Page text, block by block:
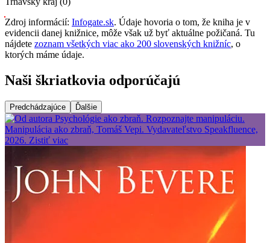
Zdroj informácií: Infogate.sk. Údaje hovoria o tom, že kniha je v
evidencii danej knižnice, môže však už byť aktuálne požičaná. Tu
nájdete zoznam všetkých viac ako 200 slovenských knižníc, o
ktorých máme údaje.
Naši škriatkovia odporúčajú
Predchádzajúce Ďalšie